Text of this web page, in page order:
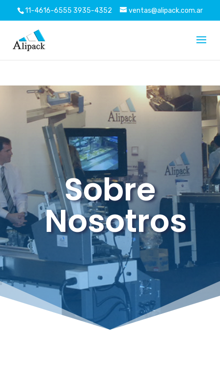
Pegue también este código inmediatamente después
de la etiqueta de apertura:
11-4616-6555 3935-4352 ventas@alipack.com.ar
Sobre
Nosotros